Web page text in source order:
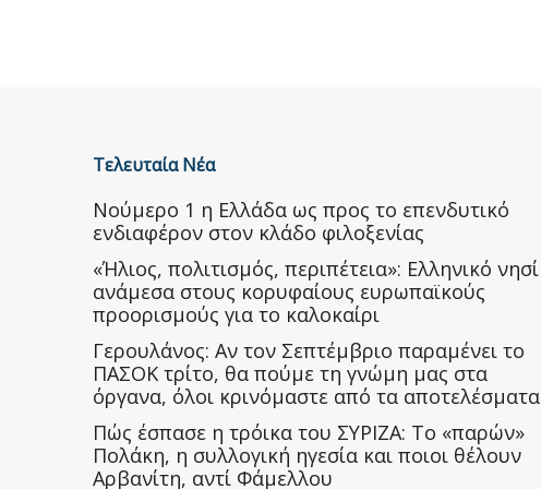
Τελευταία Νέα
Nούμερο 1 η Ελλάδα ως προς το επενδυτικό
ενδιαφέρον στον κλάδο φιλοξενίας
«Ήλιος, πολιτισμός, περιπέτεια»: Ελληνικό νησί
ανάμεσα στους κορυφαίους ευρωπαϊκούς
προορισμούς για το καλοκαίρι
Γερουλάνος: Αν τον Σεπτέμβριο παραμένει το
ΠΑΣΟΚ τρίτο, θα πούμε τη γνώμη μας στα
όργανα, όλοι κρινόμαστε από τα αποτελέσματα
Πώς έσπασε η τρόικα του ΣΥΡΙΖΑ: Το «παρών»
Πολάκη, η συλλογική ηγεσία και ποιοι θέλουν
Αρβανίτη, αντί Φάμελλου